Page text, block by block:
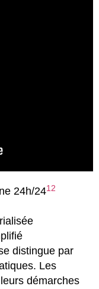
24h/2412
distingue par
Les
démarches